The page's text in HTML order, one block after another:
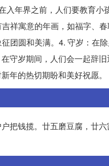
入年界之前，人们要教育小
祥寓意的年画，如福字、
团圆和美满。4. 守岁：在
守岁期间，人们会一起辞
年的热切期盼和美好祝愿。
把钱揽。廿五磨豆腐，廿